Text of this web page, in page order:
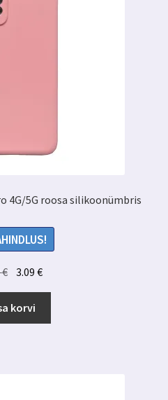
4G/5G roosa silikoonümbris
€ Algne
hind
oli:
7.00 €.
3.09€Praegune
hind
3.09 €.
korvi